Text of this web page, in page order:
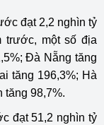
đạt 2,2 nghìn tỷ
trước, một số địa
Đà Nẵng tăng
tăng 196,3%; Hà
tăng 98,7%.
đạt 51,2 nghìn tỷ